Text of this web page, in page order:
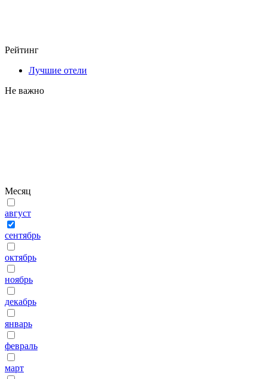
Рейтинг
Лучшие отели
Не важно
Месяц
август
сентябрь
октябрь
ноябрь
декабрь
январь
февраль
март